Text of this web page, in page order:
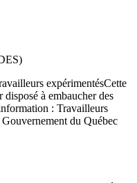
expérimentésCette
à embaucher des
: Travailleurs
du Québec